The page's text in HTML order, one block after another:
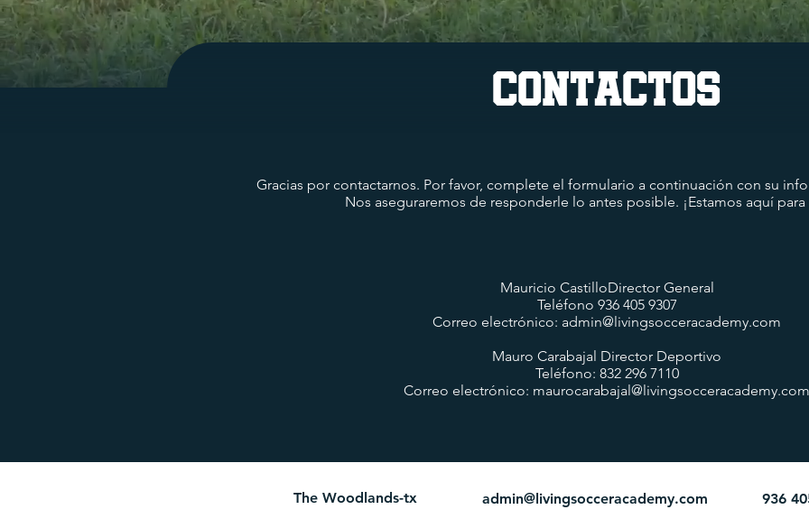
Contactos
Gracias por contactarnos. Por favor, complete el formulario a continuación con su
Nos aseguraremos de responderle lo antes posible. ¡Estamos aquí
Mauricio CastilloDirector General
Teléfono 936 405 9307
Correo electrónico: admin@livingsocceracademy.com
Mauro Carabajal Director Deportivo
Teléfono: 832 296 7110
Correo electrónico: maurocarabajal@livingsocceracademy.com
The Woodlands-tx admin@livingsocceracademy.com 936